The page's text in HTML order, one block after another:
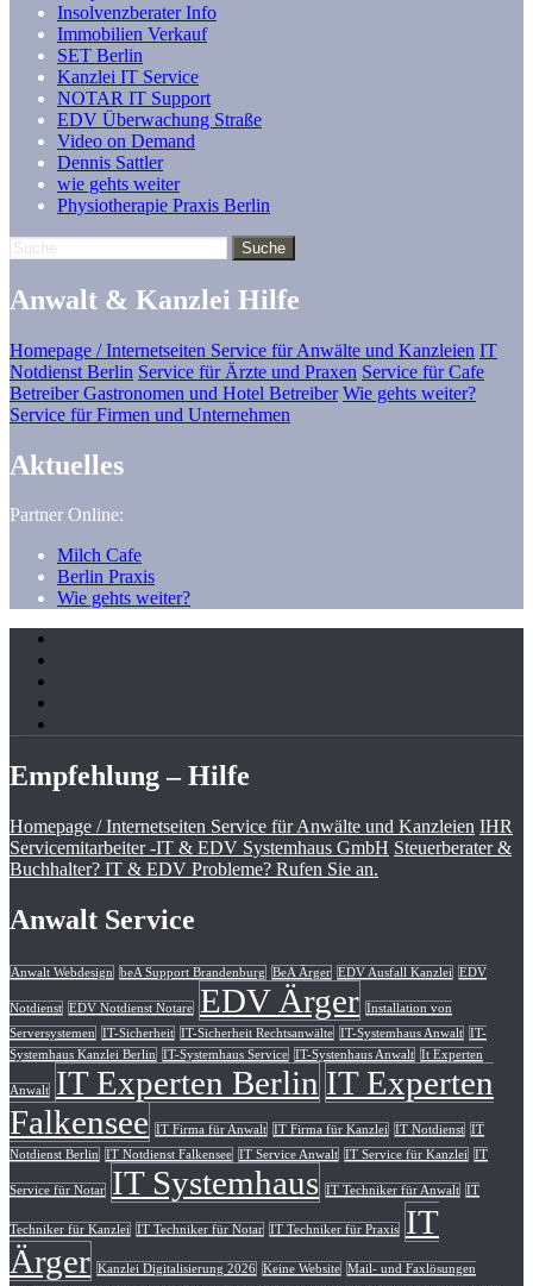
Insolvenzberater Info
Immobilien Verkauf
SET Berlin
Kanzlei IT Service
NOTAR IT Support
EDV Überwachung Straße
Video on Demand
Dennis Sattler
wie gehts weiter
Physiotherapie Praxis Berlin
Anwalt & Kanzlei Hilfe
Homepage / Internetseiten Service für Anwälte und Kanzleien IT
Notdienst Berlin Service für Ärzte und Praxen Service für Cafe
Betreiber Gastronomen und Hotel Betreiber Wie gehts weiter?
Service für Firmen und Unternehmen
Aktuelles
Partner Online:
Milch Cafe
Berlin Praxis
Wie gehts weiter?
Empfehlung – Hilfe
Homepage / Internetseiten Service für Anwälte und Kanzleien IHR
Servicemitarbeiter -IT & EDV Systemhaus GmbH Steuerberater &
Buchhalter? IT & EDV Probleme? Rufen Sie an.
Anwalt Service
Anwalt Webdesign beA Support Brandenburg BeA Ärger EDV Ausfall Kanzlei EDV
Notdienst EDV Notdienst Notare EDV Ärger Installation von
Serversystemen
IT-Sicherheit IT-Sicherheit Rechtsanwälte IT-Systemhaus Anwalt IT-
Systemhaus Kanzlei Berlin
IT-Systemhaus Service IT-Systenhaus Anwalt It Experten
Anwalt IT Experten Berlin IT Experten
Falkensee
IT Firma für Anwalt IT Firma für Kanzlei IT Notdienst IT
Notdienst Berlin
IT Notdienst Falkensee IT Service Anwalt IT Service für Kanzlei IT
Service für Notar IT Systemhaus IT Techniker für Anwalt IT
Techniker für Kanzlei IT Techniker für Notar IT Techniker für Praxis
IT
Ärger Kanzlei Digitalisierung 2026 Keine Website Mail- und Faxlösungen